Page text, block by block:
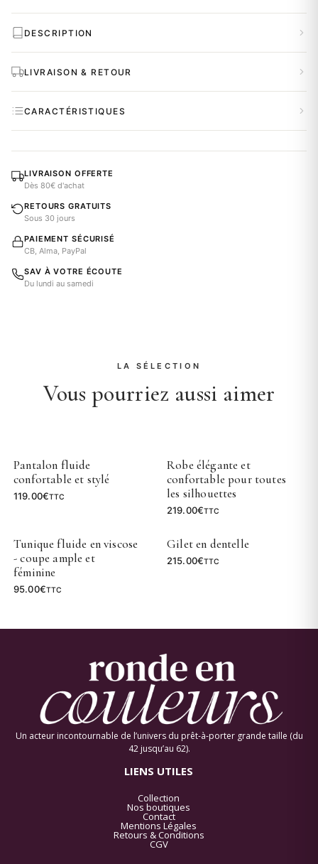
DESCRIPTION
LIVRAISON & RETOUR
CARACTÉRISTIQUES
LIVRAISON OFFERTE
Dès 80€ d'achat
RETOURS GRATUITS
Sous 30 jours
PAIEMENT SÉCURISÉ
CB, Alma, PayPal
SAV À VOTRE ÉCOUTE
Du lundi au samedi
LA SÉLECTION
Vous pourriez aussi aimer
Pantalon fluide
confortable et stylé
119.00€TTC
Robe élégante et
confortable pour toutes
les silhouettes
219.00€TTC
Tunique fluide en viscose
- coupe ample et
féminine
95.00€TTC
Gilet en dentelle
215.00€TTC
Un acteur incontournable de l’univers du prêt-à-porter grande taille (du
42 jusqu’au 62).
LIENS UTILES
Collection
Nos boutiques
Contact
Mentions Légales
Retours & Conditions
CGV